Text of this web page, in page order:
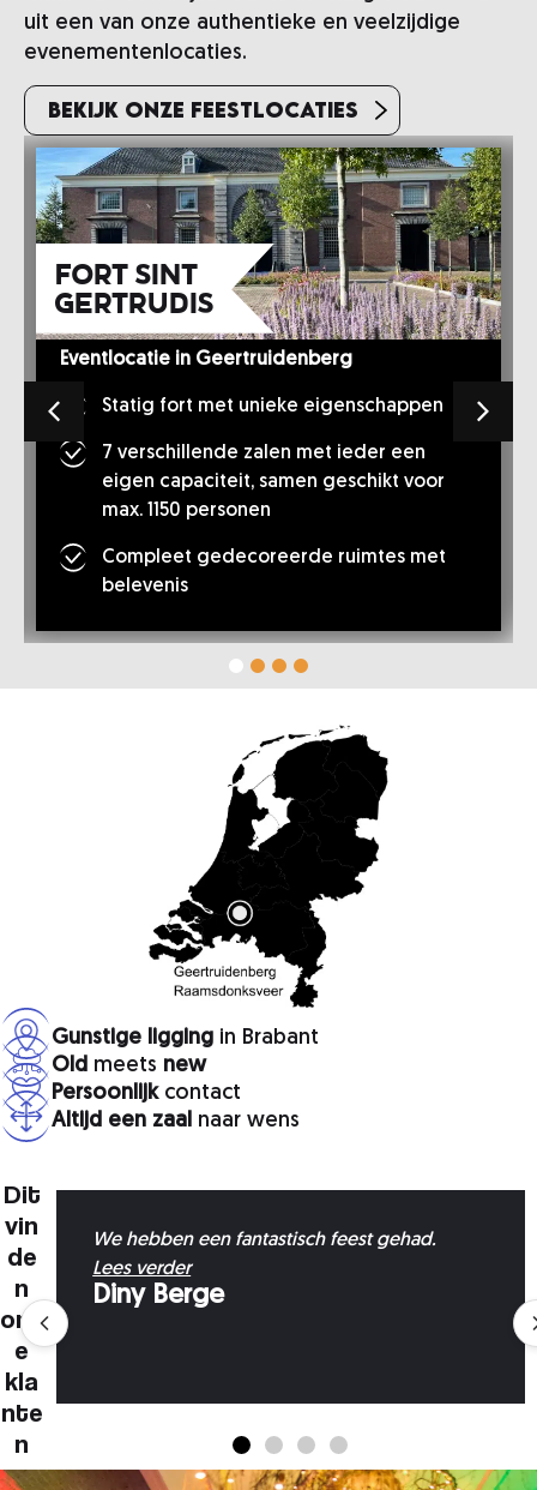
uit een van onze authentieke en veelzijdige
evenementenlocaties.
Bekijk onze feestlocaties
Fort Sint
Gertrudis
Eventlocatie in Geertruidenberg
Statig fort met unieke eigenschappen
7 verschillende zalen met ieder een
eigen capaciteit, samen geschikt voor
max. 1150 personen
Compleet gedecoreerde ruimtes met
belevenis
Gunstige ligging in Brabant
Old meets new
Persoonlijkcontact
Altijd een zaal naar wens
Dit
vin
de
n
onz
e
kla
nte
n
We hebben een fantastisch feest gehad.
Lees verder
Diny Berge